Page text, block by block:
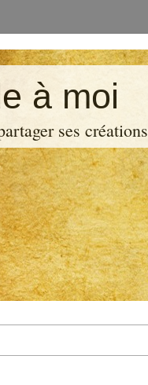
à moi
ses créations